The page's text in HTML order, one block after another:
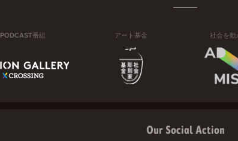
PODCAST番組 アート基金 社会を
Our Social Action